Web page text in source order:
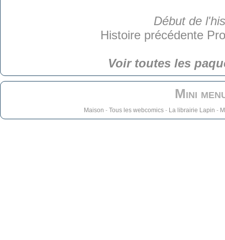
Début de
Histoire précédente
Voir toutes les
Mini
Maison - Tous les webcomics- La librairie Lapin -